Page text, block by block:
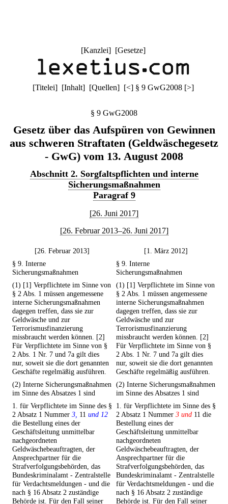
[Kanzlei] [Gesetze]
[Titelei] [Inhalt] [Quellen] [<] § 9 GwG2008 [>]
§ 9 GwG2008
Gesetz über das Aufspüren von Gewinnen
aus schweren Straftaten (Geldwäschegesetz
- GwG) vom 13. August 2008
Abschnitt 2. Sorgfaltspflichten und interne
Sicherungsmaßnahmen
Paragraf 9
[26. Juni 2017]
[26. Februar 2013–26. Juni 2017]
[26. Februar 2013]
[1. März 2012]
§ 9. Interne
Sicherungsmaßnahmen
§ 9. Interne
Sicherungsmaßnahmen
(1) [1] Verpflichtete im Sinne von
§ 2 Abs. 1 müssen angemessene
interne Sicherungsmaßnahmen
dagegen treffen, dass sie zur
Geldwäsche und zur
Terrorismusfinanzierung
missbraucht werden können. [2]
Für Verpflichtete im Sinne von §
2 Abs. 1 Nr. 7 und 7a gilt dies
nur, soweit sie die dort genannten
Geschäfte regelmäßig ausführen.
(1) [1] Verpflichtete im Sinne von
§ 2 Abs. 1 müssen angemessene
interne Sicherungsmaßnahmen
dagegen treffen, dass sie zur
Geldwäsche und zur
Terrorismusfinanzierung
missbraucht werden können. [2]
Für Verpflichtete im Sinne von §
2 Abs. 1 Nr. 7 und 7a gilt dies
nur, soweit sie die dort genannten
Geschäfte regelmäßig ausführen.
(2) Interne Sicherungsmaßnahmen
im Sinne des Absatzes 1 sind
(2) Interne Sicherungsmaßnahmen
im Sinne des Absatzes 1 sind
1. für Verpflichtete im Sinne des §
2 Absatz 1 Nummer 3, 11 und 12
die Bestellung eines der
Geschäftsleitung unmittelbar
nachgeordneten
Geldwäschebeauftragten, der
Ansprechpartner für die
Strafverfolgungsbehörden, das
Bundeskriminalamt - Zentralstelle
für Verdachtsmeldungen - und die
nach § 16 Absatz 2 zuständige
Behörde ist. Für den Fall seiner
1. für Verpflichtete im Sinne des §
2 Absatz 1 Nummer 3 und 11 die
Bestellung eines der
Geschäftsleitung unmittelbar
nachgeordneten
Geldwäschebeauftragten, der
Ansprechpartner für die
Strafverfolgungsbehörden, das
Bundeskriminalamt - Zentralstelle
für Verdachtsmeldungen - und die
nach § 16 Absatz 2 zuständige
Behörde ist. Für den Fall seiner